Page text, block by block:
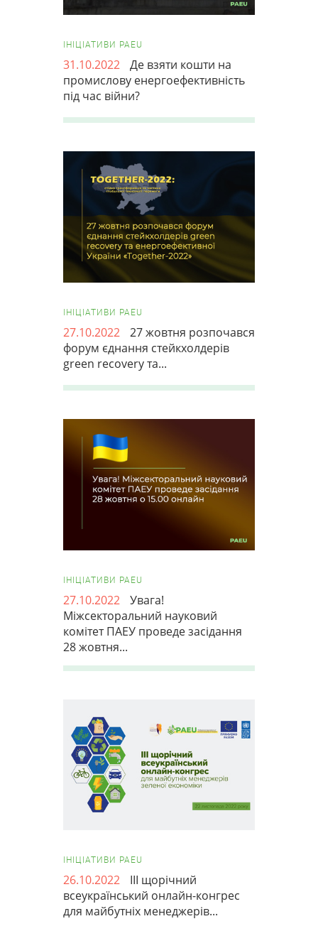
ІНІЦІАТИВИ PAEU
31.10.2022
Де взяти кошти на
промислову енергоефективність
під час війни?
ІНІЦІАТИВИ PAEU
27.10.2022
27 жовтня розпочався
форум єднання стейкхолдерів
green recovery та...
ІНІЦІАТИВИ PAEU
27.10.2022
Увага!
Міжсекторальний науковий
комітет ПАЕУ проведе засідання
28 жовтня...
ІНІЦІАТИВИ PAEU
26.10.2022
III щорічний
всеукраїнський онлайн-конгрес
для майбутніх менеджерів...